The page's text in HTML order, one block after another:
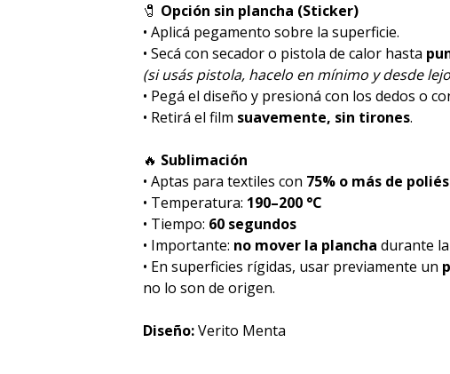
🧷 Opción sin plancha (Sticker)
• Aplicá pegamento sobre la superficie.
• Secá con secador o pistola de calor hasta
(si usás pistola, hacelo en mínimo y desde
• Pegá el diseño y presioná con los dedos o
• Retirá el film suavemente, sin tirones.
🔥 Sublimación
• Aptas para textiles con 75% o más de
• Temperatura: 190–200 °C
• Tiempo: 60 segundos
• Importante: no mover la plancha durante
• En superficies rígidas, usar previamente un
no lo son de origen.
Diseño:Verito Menta